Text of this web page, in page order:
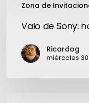
Zona de
notebooks
Vaio de Sony:
Ricardog
miércoles